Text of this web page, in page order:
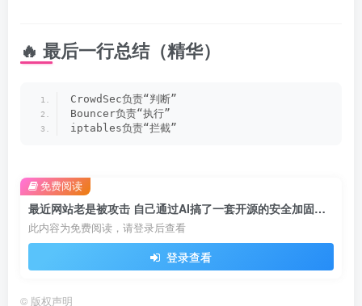
🔥 最后一行总结（精华）
CrowdSec负责“判断”
Bouncer负责“执行”
iptables负责“拦截”
最近网站老是被攻击 自己通过AI搞了一套开源的安全加固系统 CrowdSec + iptables 完整安装手册（Docker版）
此内容为免费阅读，请登录后查看
登录查看
免费阅读
© 版权声明